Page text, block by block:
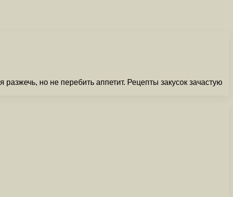
но не перебить аппетит. Рецепты закусок зачастую